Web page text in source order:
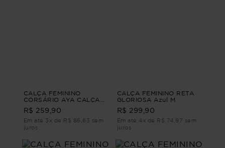
CALÇA FEMININO
CORSÁRIO AYA CALÇA
FEMININO CORSÁRIO
Preto G1
R$ 259,90
Em até 3x de R$ 86,63 sem
juros
CALÇA FEMININO RETA
GLORIOSA Azul M
R$ 299,90
Em até 4x de R$ 74,97 sem
juros